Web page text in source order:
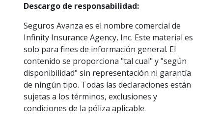
Descargo de responsabilidad:
Seguros Avanza es el nombre comercial de
Infinity Insurance Agency, Inc. Este material es
solo para fines de información general. El
contenido se proporciona "tal cual" y "según
disponibilidad" sin representación ni garantía
de ningún tipo. Todas las declaraciones están
sujetas a los términos, exclusiones y
condiciones de la póliza aplicable.